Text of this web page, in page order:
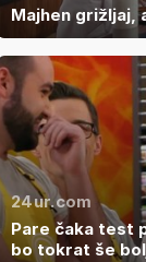
Majhen grižljaj,
24ur.com
Pare čaka test
bo tokrat še